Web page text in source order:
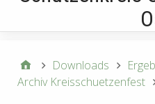
Downloads
Archiv Kreisschuetzenfest